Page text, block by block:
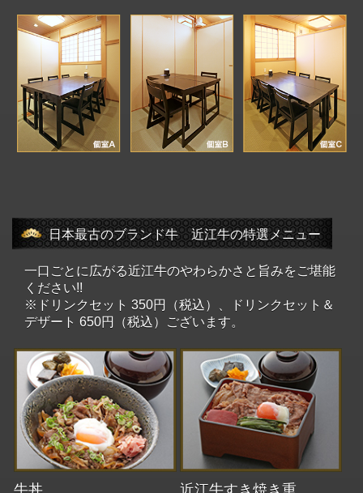
日本最古のブランド牛 近江牛の特選メニュー
一口ごとに広がる近江牛のやわらかさと旨みをご堪能
ください!!
※ドリンクセット 350円（税込）、ドリンクセット＆
デザート 650円（税込）ございます。